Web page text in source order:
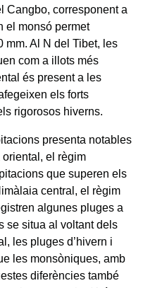
Cangbo, corresponent a
el monsó permet
mm. Al N del Tibet, les
com a illots més
és present a les
els forts
rigorosos hiverns.
presenta notables
oriental, el règim
que superen els
central, el règim
algunes pluges a
se situa al voltant dels
les pluges d’hivern i
les monsòniques, amb
diferències també